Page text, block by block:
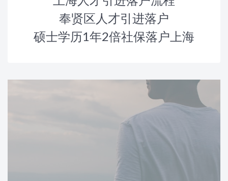
奉贤区人才引进落户
硕士学历1年2倍社保落户上海